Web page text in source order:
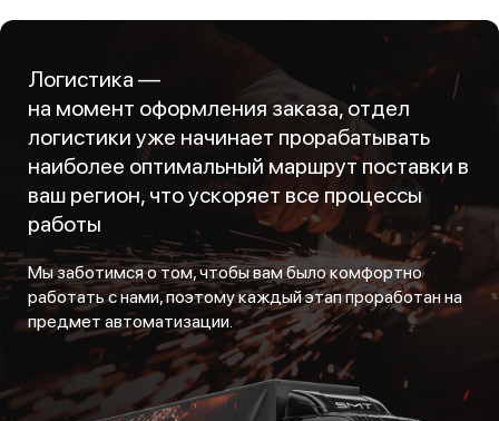
Логистика —
на момент оформления заказа, отдел
логистики уже начинает прорабатывать
наиболее оптимальный маршрут поставки в
ваш регион, что ускоряет все процессы
работы
Мы заботимся о том, чтобы вам было комфортно
работать с нами, поэтому каждый этап проработан на
предмет автоматизации.